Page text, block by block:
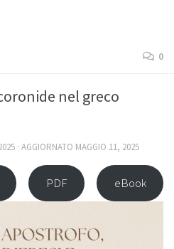
0
nel greco
· AGGIORNATO MAGGIO 11, 2025
PDF eBook